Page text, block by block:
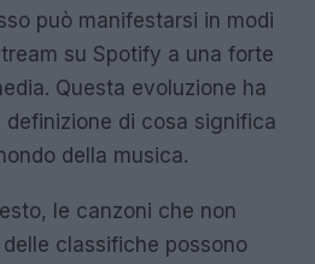
può manifestarsi in modi
su Spotify a una forte
Questa evoluzione ha
di cosa significa
della musica.
le canzoni che non
classifiche possono